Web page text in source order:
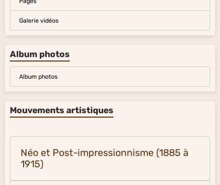
Galerie vidéos
Album photos
Album photos
Mouvements artistiques
Néo et Post-impressionnisme (1885 à
1915)